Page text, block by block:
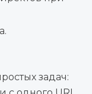
задач: